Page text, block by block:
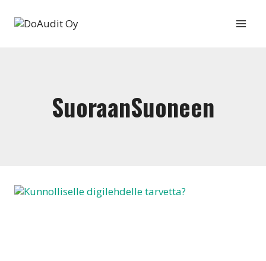
sisältöön
SuoraanSuoneen